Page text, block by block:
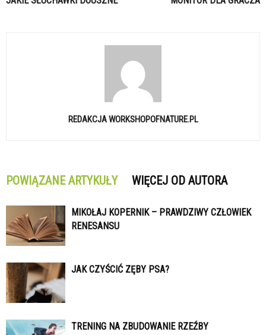
REDAKCJA WORKSHOPOFNATURE.PL
POWIĄZANE ARTYKUŁY WIĘCEJ OD AUTORA
MIKOŁAJ KOPERNIK – PRAWDZIWY CZŁOWIEK
RENESANSU
JAK CZYŚCIĆ ZĘBY PSA?
TRENING NA ZBUDOWANIE RZEŹBY